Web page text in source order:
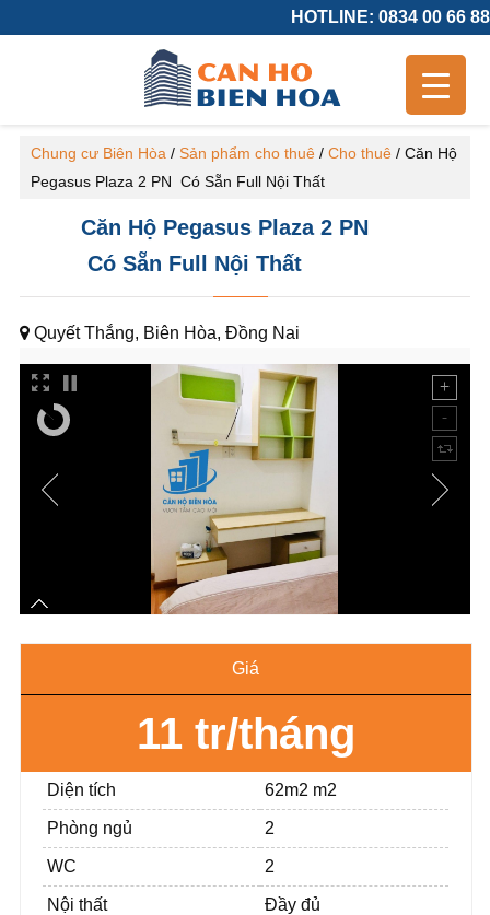
HOTLINE: 0834 00 66 88
Chung cư Biên Hòa / Sản phẩm cho thuê/ Cho thuê/ Căn Hộ
Pegasus Plaza 2 PN Có Sẵn Full Nội Thất
Căn Hộ Pegasus Plaza 2 PN
Có Sẵn Full Nội Thất
Quyết Thắng, Biên Hòa, Đồng Nai
Giá
11 tr/tháng
Diện tích 62m2 m2
Phòng ngủ 2
WC 2
Nội thất Đầy đủ